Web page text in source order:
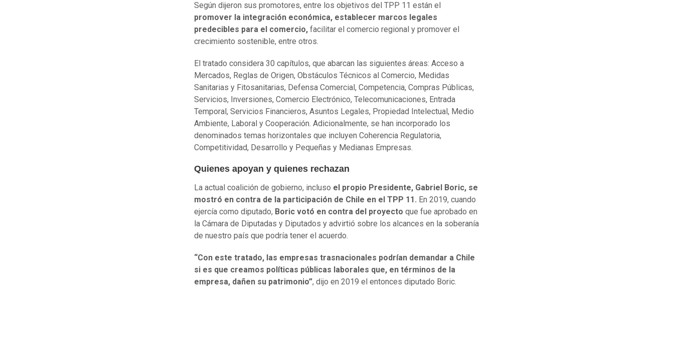
Según dijeron sus promotores, entre los objetivos del TPP 11 están el
promover la integración económica, establecer marcos legales
predecibles para el comercio, facilitar el comercio regional y promover el
crecimiento sostenible, entre otros.
El tratado considera 30 capítulos, que abarcan las siguientes áreas: Acceso a
Mercados, Reglas de Origen, Obstáculos Técnicos al Comercio, Medidas
Sanitarias y Fitosanitarias, Defensa Comercial, Competencia, Compras Públicas,
Servicios, Inversiones, Comercio Electrónico, Telecomunicaciones, Entrada
Temporal, Servicios Financieros, Asuntos Legales, Propiedad Intelectual, Medio
Ambiente, Laboral y Cooperación. Adicionalmente, se han incorporado los
denominados temas horizontales que incluyen Coherencia Regulatoria,
Competitividad, Desarrollo y Pequeñas y Medianas Empresas.
Quienes apoyan y quienes rechazan
La actual coalición de gobierno, incluso el propio Presidente, Gabriel Boric, se
mostró en contra de la participación de Chile en el TPP 11. En 2019, cuando
ejercía como diputado, Boric votó en contra del proyecto que fue aprobado en
la Cámara de Diputadas y Diputados y advirtió sobre los alcances en la soberanía
de nuestro país que podría tener el acuerdo.
“Con este tratado, las empresas trasnacionales podrían demandar a Chile
si es que creamos políticas públicas laborales que, en términos de la
empresa, dañen su patrimonio”, dijo en 2019 el entonces diputado Boric.